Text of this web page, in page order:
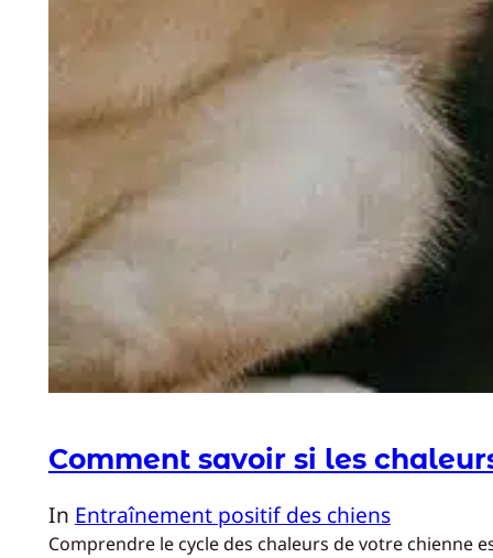
Comment savoir si les
In Entraînement positif des chiens
Comprendre le cycle des chaleurs de votre chienne